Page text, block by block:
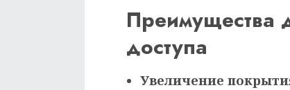
Преимущества
доступа
Увеличение